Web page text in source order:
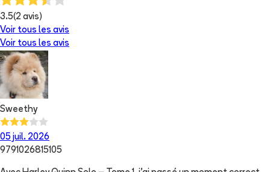
3.5(2 avis)
Voir tous les avis
Voir tous les avis
Sweethy
05 juil. 2026
9791026815105